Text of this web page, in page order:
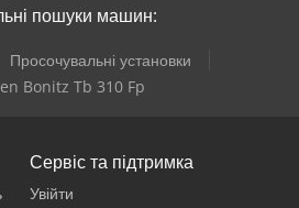
пошуки машин:
Просочувальні установки
Bonitz Tb 310 Fp
Сервіс та підтримка
Увійти